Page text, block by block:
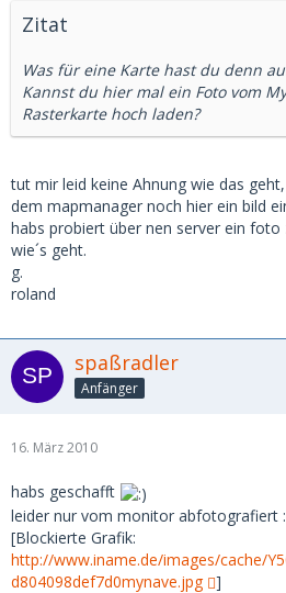
Zitat
Was für eine Karte hast du denn
Kannst du hier mal ein Foto vom
Rasterkarte hoch laden?
tut mir leid keine Ahnung wie das
dem mapmanager noch hier ein bild
habs probiert über nen server ein foto
wie´s geht.
g.
roland
spaßradler
Anfänger
16. März 2010
habs geschafft
leider nur vom monitor abfotografiert
[Blockierte Grafik:
http://www.iname.de/images/cache/
d804098def7d0mynave.jpg
]